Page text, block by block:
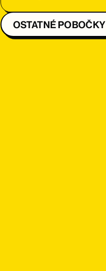
OSTATNÉ POBOČKY